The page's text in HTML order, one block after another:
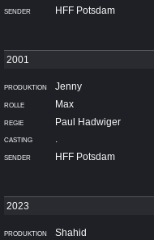
HFF Potsdam
Jenny
Max
Paul Hadwiger
.
HFF Potsdam
Shahid